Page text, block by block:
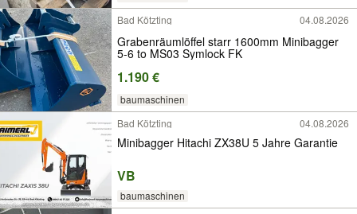
Bad Kötzting
04.08.2026
Grabenräumlöffel starr 1600mm Minibagger
5-6 to MS03 Symlock FK
1.190 €
baumaschinen
Bad Kötzting
04.08.2026
Minibagger Hitachi ZX38U 5 Jahre Garantie
VB
baumaschinen